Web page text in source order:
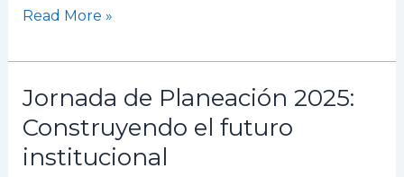
desde
academia
Read More »
Jornada de Planeación 2025:
Construyendo el futuro
institucional
Jornada
de
Planeación
2025: